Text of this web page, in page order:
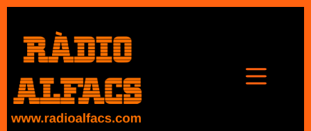
contingut